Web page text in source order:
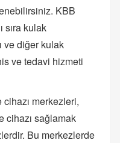
KBB
sıra kulak
ve diğer kulak
ve tedavi hizmeti
merkezleri,
cihazı sağlamak
Bu merkezlerde